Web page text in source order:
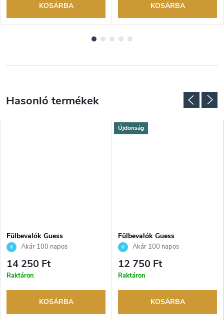
KOSÁRBA KOSÁRBA
Fülbevalók Guess
JUBE06204JWYGT
Akár 100 napos
visszaküldési lehetőség. Hivatalos
márkakereskedő.
14 250 Ft
Raktáron
KOSÁRBA
Újdonság
Fülbevalók Guess
JUBE02174JWRHT
Akár 100 napos
visszaküldési lehetőség. Hivatalos
márkakereskedő.
12 750 Ft
Raktáron
KOSÁRBA